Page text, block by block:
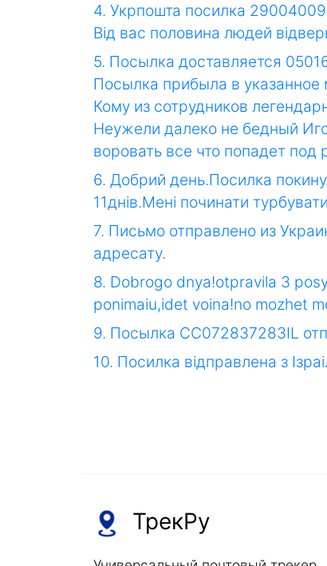
4. Укрпошта посилка
Від вас половина людей
5. Посылка доставляется
Посылка прибыла в указанное
Кому из сотрудников
Неужели далеко не бедный
воровать все что попадет под
6. Добрий день.Посилка
11днів.Мені починати
7. Письмо отправлено из
адресату.
8. Dobrogo dnya!otpravila 3
ponimaiu,idet voina!no mozhet
9. Посылка CC072837283IL
10. Посилка відправлена з
ТрекРу